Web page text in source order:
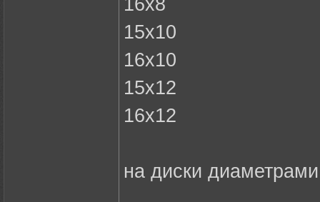
16х8
15х10
16х10
15х12
16х12
на диски